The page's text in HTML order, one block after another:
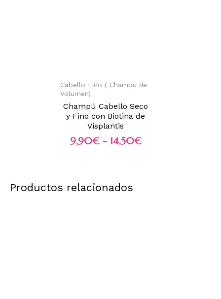
Cabello Fino ( Champú de
Volumen)
Champú Cabello Seco
y Fino con Biotina de
Visplantis
9,90€ - 14,50€
Productos relacionados